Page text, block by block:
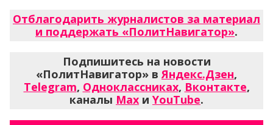
Отблагодарить журналистов за материал
и поддержать «ПолитНавигатор».
Подпишитесь на новости
«ПолитНавигатор» в Яндекс.Дзен,
Telegram, Одноклассниках, Вконтакте,
каналы Max и YouTube.